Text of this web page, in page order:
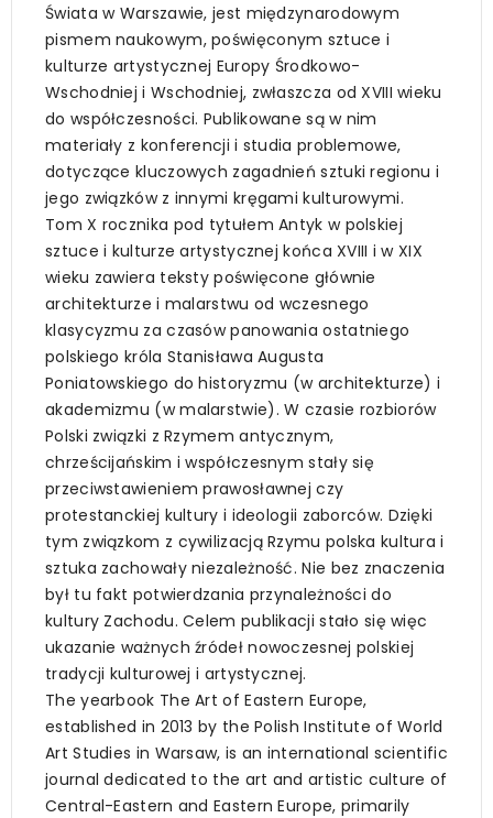
Świata w Warszawie, jest międzynarodowym
pismem naukowym, poświęconym sztuce i
kulturze artystycznej Europy Środkowo-
Wschodniej i Wschodniej, zwłaszcza od XVIII wieku
do współczesności. Publikowane są w nim
materiały z konferencji i studia problemowe,
dotyczące kluczowych zagadnień sztuki regionu i
jego związków z innymi kręgami kulturowymi.
Tom X rocznika pod tytułem Antyk w polskiej
sztuce i kulturze artystycznej końca XVIII i w XIX
wieku zawiera teksty poświęcone głównie
architekturze i malarstwu od wczesnego
klasycyzmu za czasów panowania ostatniego
polskiego króla Stanisława Augusta
Poniatowskiego do historyzmu (w architekturze) i
akademizmu (w malarstwie). W czasie rozbiorów
Polski związki z Rzymem antycznym,
chrześcijańskim i współczesnym stały się
przeciwstawieniem prawosławnej czy
protestanckiej kultury i ideologii zaborców. Dzięki
tym związkom z cywilizacją Rzymu polska kultura i
sztuka zachowały niezależność. Nie bez znaczenia
był tu fakt potwierdzania przynależności do
kultury Zachodu. Celem publikacji stało się więc
ukazanie ważnych źródeł nowoczesnej polskiej
tradycji kulturowej i artystycznej.
The yearbook The Art of Eastern Europe,
established in 2013 by the Polish Institute of World
Art Studies in Warsaw, is an international scientific
journal dedicated to the art and artistic culture of
Central-Eastern and Eastern Europe, primarily